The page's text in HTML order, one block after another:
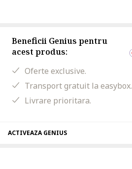
Beneficii Genius pentru
acest produs:
Oferte exclusive.
Transport gratuit la easybox.
Livrare prioritara.
ACTIVEAZA GENIUS